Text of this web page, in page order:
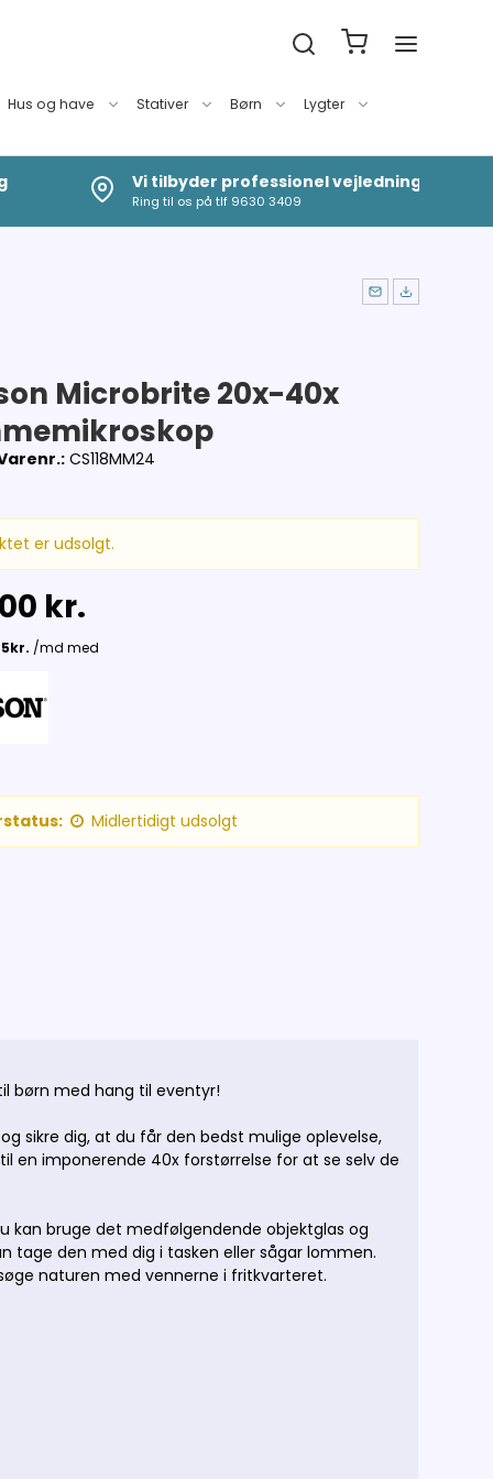
Hus og have Stativer Børn Lygter
Vi tilbyder professionel vejledning
Ring til os på tlf 9630 3409
Microbrite 20x-40x
CS118MM24
er udsolgt.
kr.
Midlertidigt udsolgt
børn med hang til eventyr!
sikre dig, at du får den bedst mulige oplevelse,
en imponerende 40x forstørrelse for at se selv de
kan bruge det medfølgendende objektglas og
tage den med dig i tasken eller sågar lommen.
naturen med vennerne i fritkvarteret.